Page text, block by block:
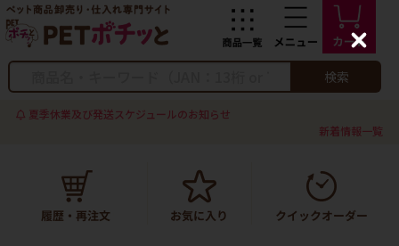
検索
夏季休業及び発送スケジュールのお知らせ
新着情報一覧
C
l
s